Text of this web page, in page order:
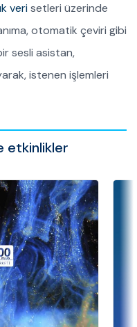
verisetleri üzerinde
otomatik çeviri gibi
sesli asistan,
istenen işlemleri
etkinlikler